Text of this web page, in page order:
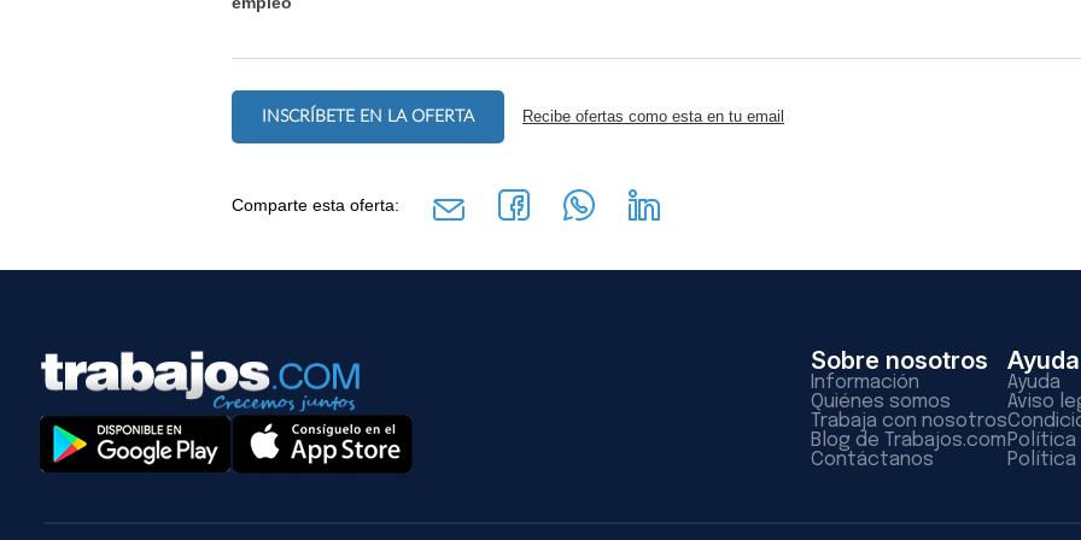
INSCRÍBETE EN LA OFERTA Recibe ofertas como esta en tu email
Comparte esta oferta:
Sobre nosotros
Información
Quiénes somos
Trabaja con nosotros
Blog de Trabajos.com
Contáctanos
Ayuda
Ayuda
Aviso
Política